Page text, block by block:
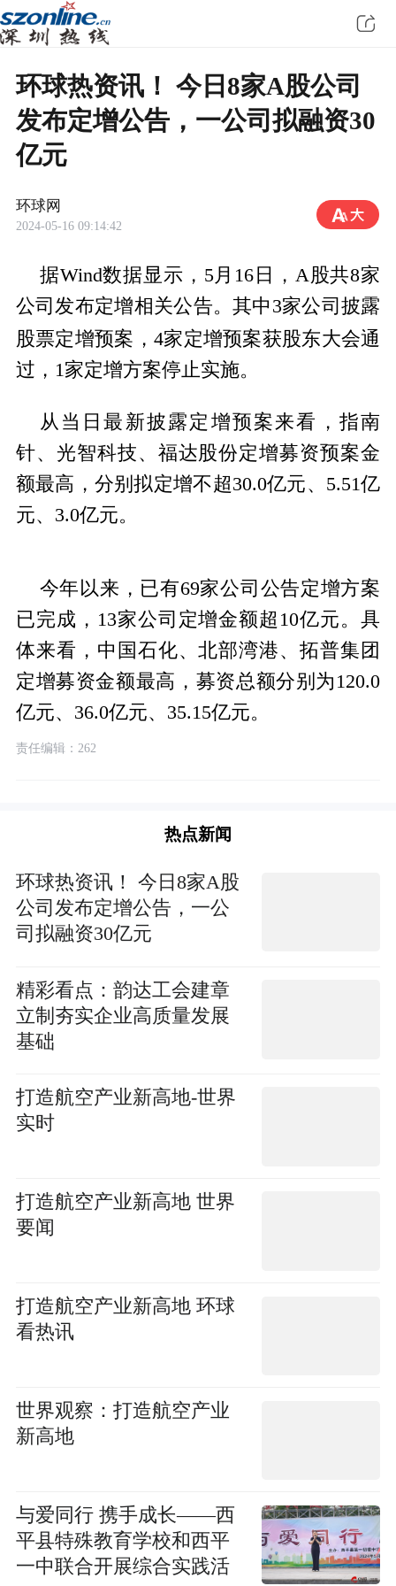
环球热资讯！ 今日8家A股公司
发布定增公告，一公司拟融资30
亿元
环球网
2024-05-16 09:14:42
据Wind数据显示，5月16日，A股共8家
公司发布定增相关公告。其中3家公司披露
股票定增预案，4家定增预案获股东大会通
过，1家定增方案停止实施。
从当日最新披露定增预案来看，指南
针、光智科技、福达股份定增募资预案金
额最高，分别拟定增不超30.0亿元、5.51亿
元、3.0亿元。
今年以来，已有69家公司公告定增方案
已完成，13家公司定增金额超10亿元。具
体来看，中国石化、北部湾港、拓普集团
定增募资金额最高，募资总额分别为120.0
亿元、36.0亿元、35.15亿元。
责任编辑：262
热点新闻
环球热资讯！ 今日8家A股
公司发布定增公告，一公
司拟融资30亿元
精彩看点：韵达工会建章
立制夯实企业高质量发展
基础
打造航空产业新高地-世界
实时
打造航空产业新高地 世界
要闻
打造航空产业新高地 环球
看热讯
世界观察：打造航空产业
新高地
​与爱同行 携手成长——西
平县特殊教育学校和西平
一中联合开展综合实践活